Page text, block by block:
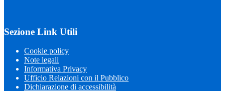
Sezione Link Utili
Cookie policy
Note legali
Informativa Privacy
Ufficio Relazioni con il Pubblico
Dichiarazione di accessibilità